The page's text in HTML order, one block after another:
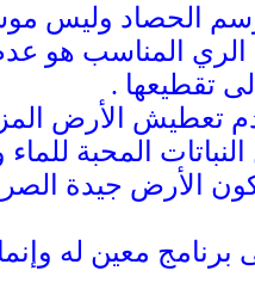
الحصاد وليس
الري المناسب
تقطيعها .
تعطيش الأرض
المحبة
الأرض جيدة
برنامج معين له